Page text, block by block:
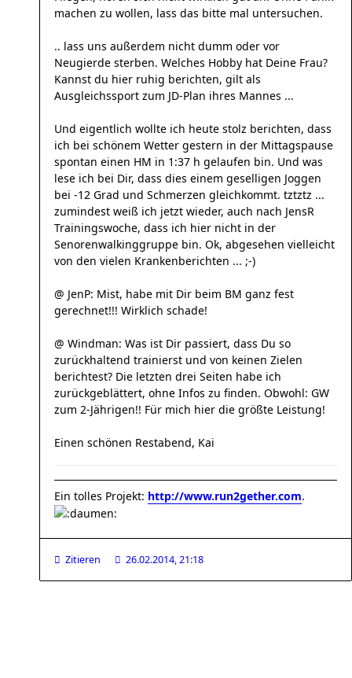
machen zu wollen, lass das bitte mal untersuchen.
.. lass uns außerdem nicht dumm oder vor
Neugierde sterben. Welches Hobby hat Deine Frau?
Kannst du hier ruhig berichten, gilt als
Ausgleichssport zum JD-Plan ihres Mannes ...
Und eigentlich wollte ich heute stolz berichten, dass
ich bei schönem Wetter gestern in der Mittagspause
spontan einen HM in 1:37 h gelaufen bin. Und was
lese ich bei Dir, dass dies einem geselligen Joggen
bei -12 Grad und Schmerzen gleichkommt. tztztz ...
zumindest weiß ich jetzt wieder, auch nach JensR
Trainingswoche, dass ich hier nicht in der
Senorenwalkinggruppe bin. Ok, abgesehen vielleicht
von den vielen Krankenberichten ... ;-)
@ JenP: Mist, habe mit Dir beim BM ganz fest
gerechnet!!! Wirklich schade!
@ Windman: Was ist Dir passiert, dass Du so
zurückhaltend trainierst und von keinen Zielen
berichtest? Die letzten drei Seiten habe ich
zurückgeblättert, ohne Infos zu finden. Obwohl: GW
zum 2-Jährigen!! Für mich hier die größte Leistung!
Einen schönen Restabend, Kai
Ein tolles Projekt: http://www.run2gether.com.
Zitieren 26.02.2014, 21:18